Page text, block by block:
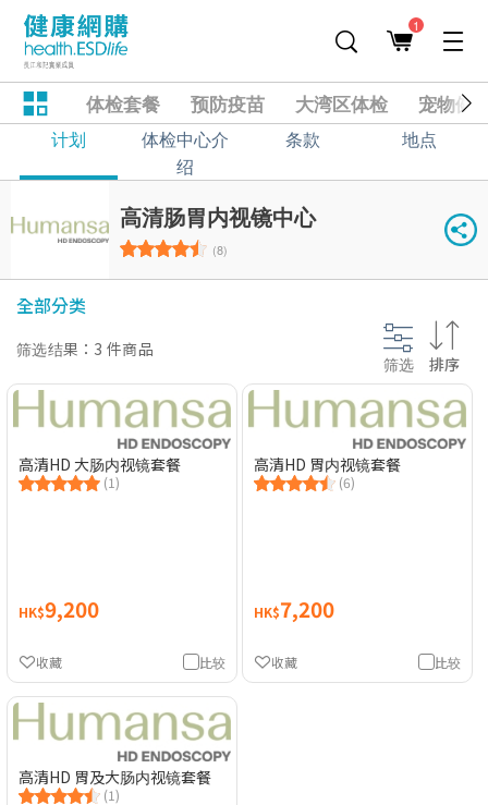
1
体检套餐 预防疫苗 大湾区体检 宠物健
计划
体检中心介
绍
条款 地点
高清肠胃内视镜中心
(8)
全部分类
筛选结果：3 件商品
筛选 排序
高清HD 大肠内视镜套餐
(1)
HK$9,200
比较
收藏
高清HD 胃内视镜套餐
(6)
HK$7,200
比较
收藏
高清HD 胃及大肠内视镜套餐
(1)